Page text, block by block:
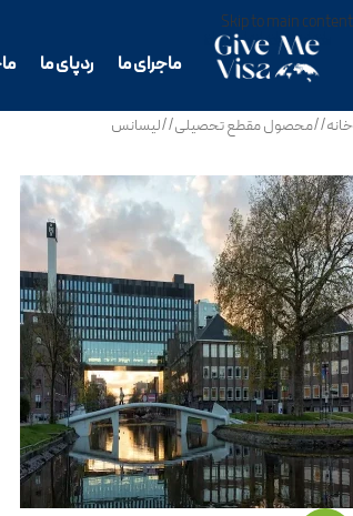
Skip to main content
ماجرای ما ردپای ما
خانه/ محصول مقطع تحصیلی/ لیسانس